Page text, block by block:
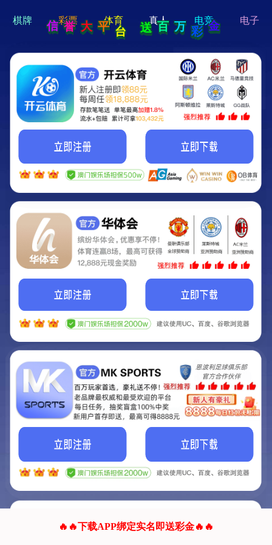
hi 💗
Hey Guys!
我们即将上线啦...
我们的网站正在建设.
它将是非常棒的网站.
联系我们!